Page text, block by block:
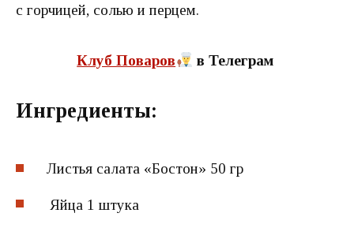
с горчицей, солью и перцем.
Клуб Поваров в Телеграм
Ингредиенты:
Листья салата «Бостон» 50 гр
Яйца 1 штука